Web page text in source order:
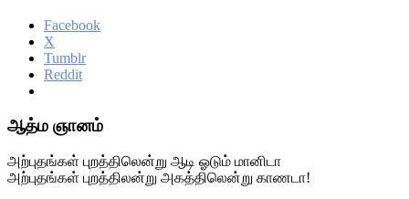
Facebook
X
Tumblr
Reddit
Primary
ஆத்ம ஞானம்
அற்புதங்கள் புறத்திலென்று ஆடி ஓடும் மானிடா
அற்புதங்கள் புறத்திலன்று அகத்திலென்று காணடா!